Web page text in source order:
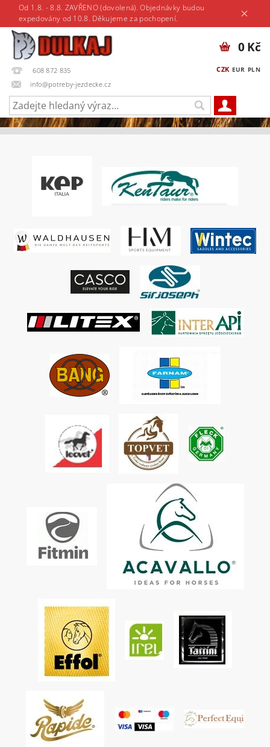
Od 1.8. - 8.8. ZAVŘENO (dovolená). Objednávky budou
expedovány od 10.8. Děkujeme za pochopení.
608 872 835
info@potreby-jezdecke.cz
CZK EUR PLN
0 Kč